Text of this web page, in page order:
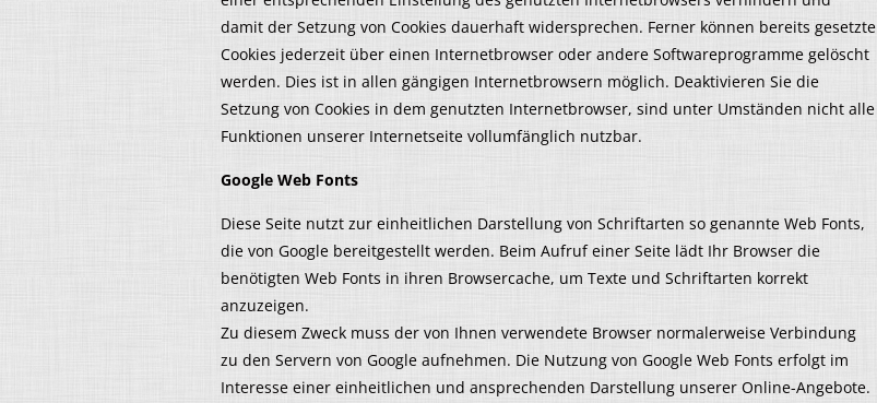
damit der Setzung von Cookies dauerhaft widersprechen. Ferner können bereits gesetzte
Cookies jederzeit über einen Internetbrowser oder andere Softwareprogramme gelöscht
werden. Dies ist in allen gängigen Internetbrowsern möglich. Deaktivieren Sie die
Setzung von Cookies in dem genutzten Internetbrowser, sind unter Umständen nicht alle
Funktionen unserer Internetseite vollumfänglich nutzbar.
Google Web Fonts
Diese Seite nutzt zur einheitlichen Darstellung von Schriftarten so genannte Web Fonts,
die von Google bereitgestellt werden. Beim Aufruf einer Seite lädt Ihr Browser die
benötigten Web Fonts in ihren Browsercache, um Texte und Schriftarten korrekt
anzuzeigen.
Zu diesem Zweck muss der von Ihnen verwendete Browser normalerweise Verbindung
zu den Servern von Google aufnehmen. Die Nutzung von Google Web Fonts erfolgt im
Interesse einer einheitlichen und ansprechenden Darstellung unserer Online-Angebote.